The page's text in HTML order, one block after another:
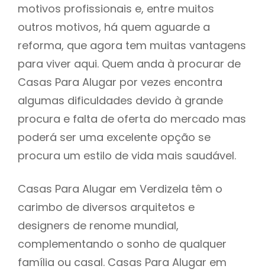
motivos profissionais e, entre muitos
outros motivos, há quem aguarde a
reforma, que agora tem muitas vantagens
para viver aqui. Quem anda à procurar de
Casas Para Alugar por vezes encontra
algumas dificuldades devido à grande
procura e falta de oferta do mercado mas
poderá ser uma excelente opção se
procura um estilo de vida mais saudável.
Casas Para Alugar em Verdizela têm o
carimbo de diversos arquitetos e
designers de renome mundial,
complementando o sonho de qualquer
família ou casal. Casas Para Alugar em